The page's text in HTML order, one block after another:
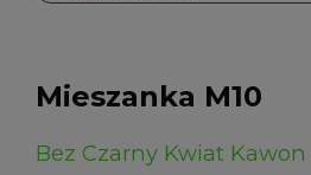
Mieszanka M10
Bez Czarny Kwiat Kawon